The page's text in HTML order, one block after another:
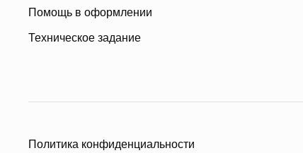
Помощь в оформлении
Техническое задание
Политика конфиденциальности